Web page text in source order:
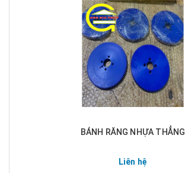
BÁNH RĂNG NHỰA THẲNG
Liên hệ